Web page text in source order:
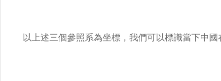
以上述三個參照系為坐標，我們可以標識當下中